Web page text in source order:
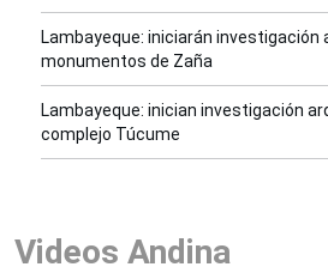
Lambayeque: iniciarán investigación
monumentos de Zaña
Lambayeque: inician investigación
complejo Túcume
Videos Andina